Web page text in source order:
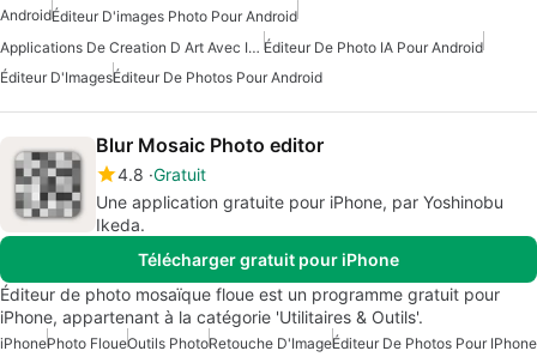
AndroidÉditeur D'images Photo Pour Android
Applications De Creation D Art Avec Intelligence Artificielle Éditeur De Photo IA Pour Android
Éditeur D'ImagesÉditeur De Photos Pour Android
Blur Mosaic Photo editor
4.8 Gratuit
Une application gratuite pour iPhone, par Yoshinobu
Ikeda.
Télécharger gratuit pour iPhone
Éditeur de photo mosaïque floue est un programme gratuit pour
iPhone, appartenant à la catégorie 'Utilitaires & Outils'.
iPhonePhoto FloueOutils PhotoRetouche D'ImageÉditeur De Photos Pour IPhone